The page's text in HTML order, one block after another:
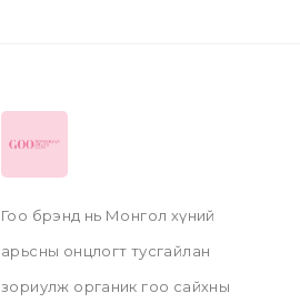
Гоо брэнд нь Монгол хүний
арьсны онцлогт тусгайлан
зориулж органик гоо сайхны